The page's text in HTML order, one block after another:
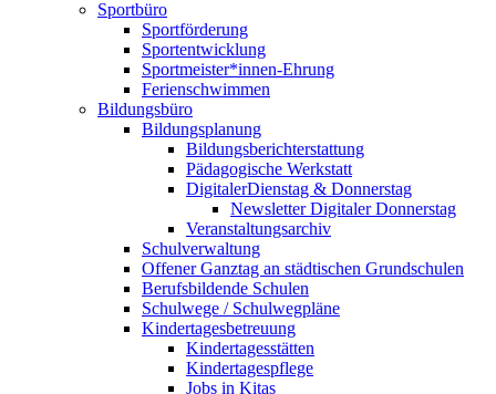
Sportbüro
Sportförderung
Sportentwicklung
Sportmeister*innen-Ehrung
Ferienschwimmen
Bildungsbüro
Bildungsplanung
Bildungsberichterstattung
Pädagogische Werkstatt
DigitalerDienstag & Donnerstag
Newsletter Digitaler Donnerstag
Veranstaltungsarchiv
Schulverwaltung
Offener Ganztag an städtischen Grundschulen
Berufsbildende Schulen
Schulwege / Schulwegpläne
Kindertagesbetreuung
Kindertagesstätten
Kindertagespflege
Jobs in Kitas